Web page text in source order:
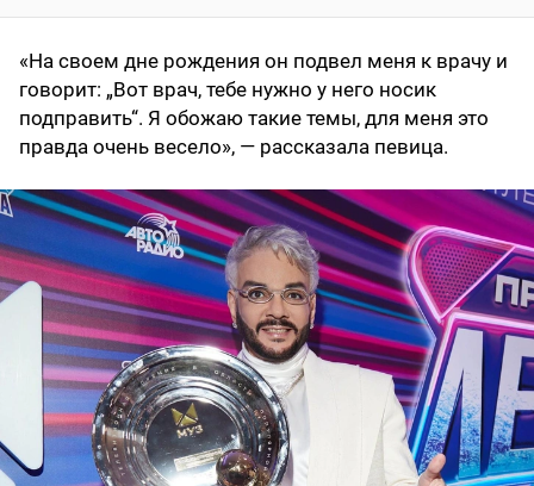
«На своем дне рождения он подвел меня к врачу и
говорит: „Вот врач, тебе нужно у него носик
подправить“. Я обожаю такие темы, для меня это
правда очень весело», — рассказала певица.